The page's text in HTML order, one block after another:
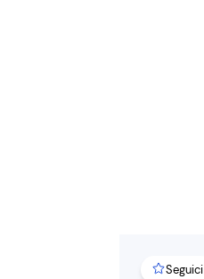
Seguici